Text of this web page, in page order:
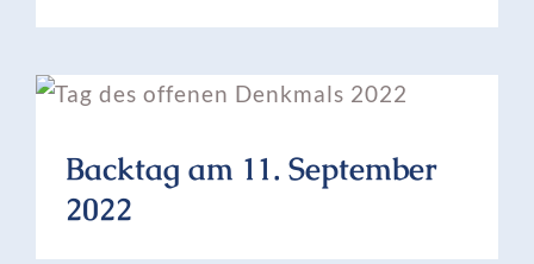
Backtag am 11. September
2022